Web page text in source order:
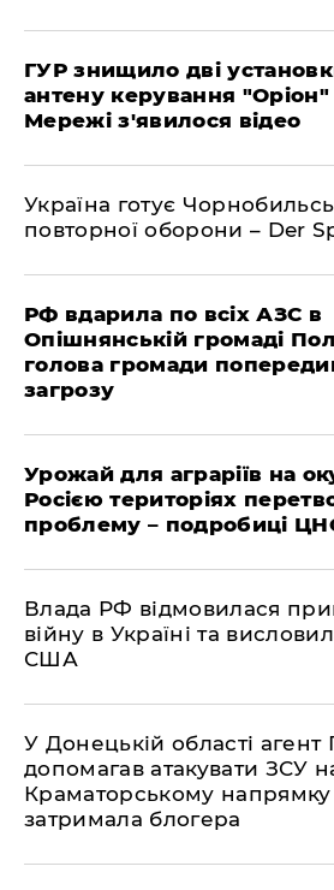
ГУР знищило дві
антену керування
Мережі з'явилося відео
Україна готує
повторної оборони – Der
РФ вдарила по всіх АЗС в
Опішнянській громаді
голова громади
загрозу
Урожай для аграріїв на
Росією територіях
проблему – подробиці
Влада РФ відмовилася
війну в Україні та
США
У Донецькій області
допомагав атакувати ЗСУ
Краматорському
затримала блогера